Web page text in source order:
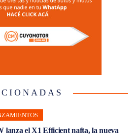
lanza el X1 Efficient nafta, la nueva